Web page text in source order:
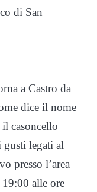
di San
a Castro da
dice il nome
casoncello
gusti legati al
presso l’area
19:00 alle ore